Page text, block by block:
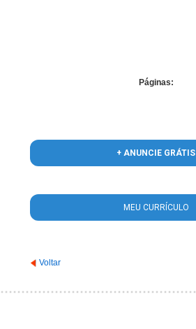
Páginas:
+ ANUNCIE GRÁTIS
MEU CURRÍCULO
Voltar